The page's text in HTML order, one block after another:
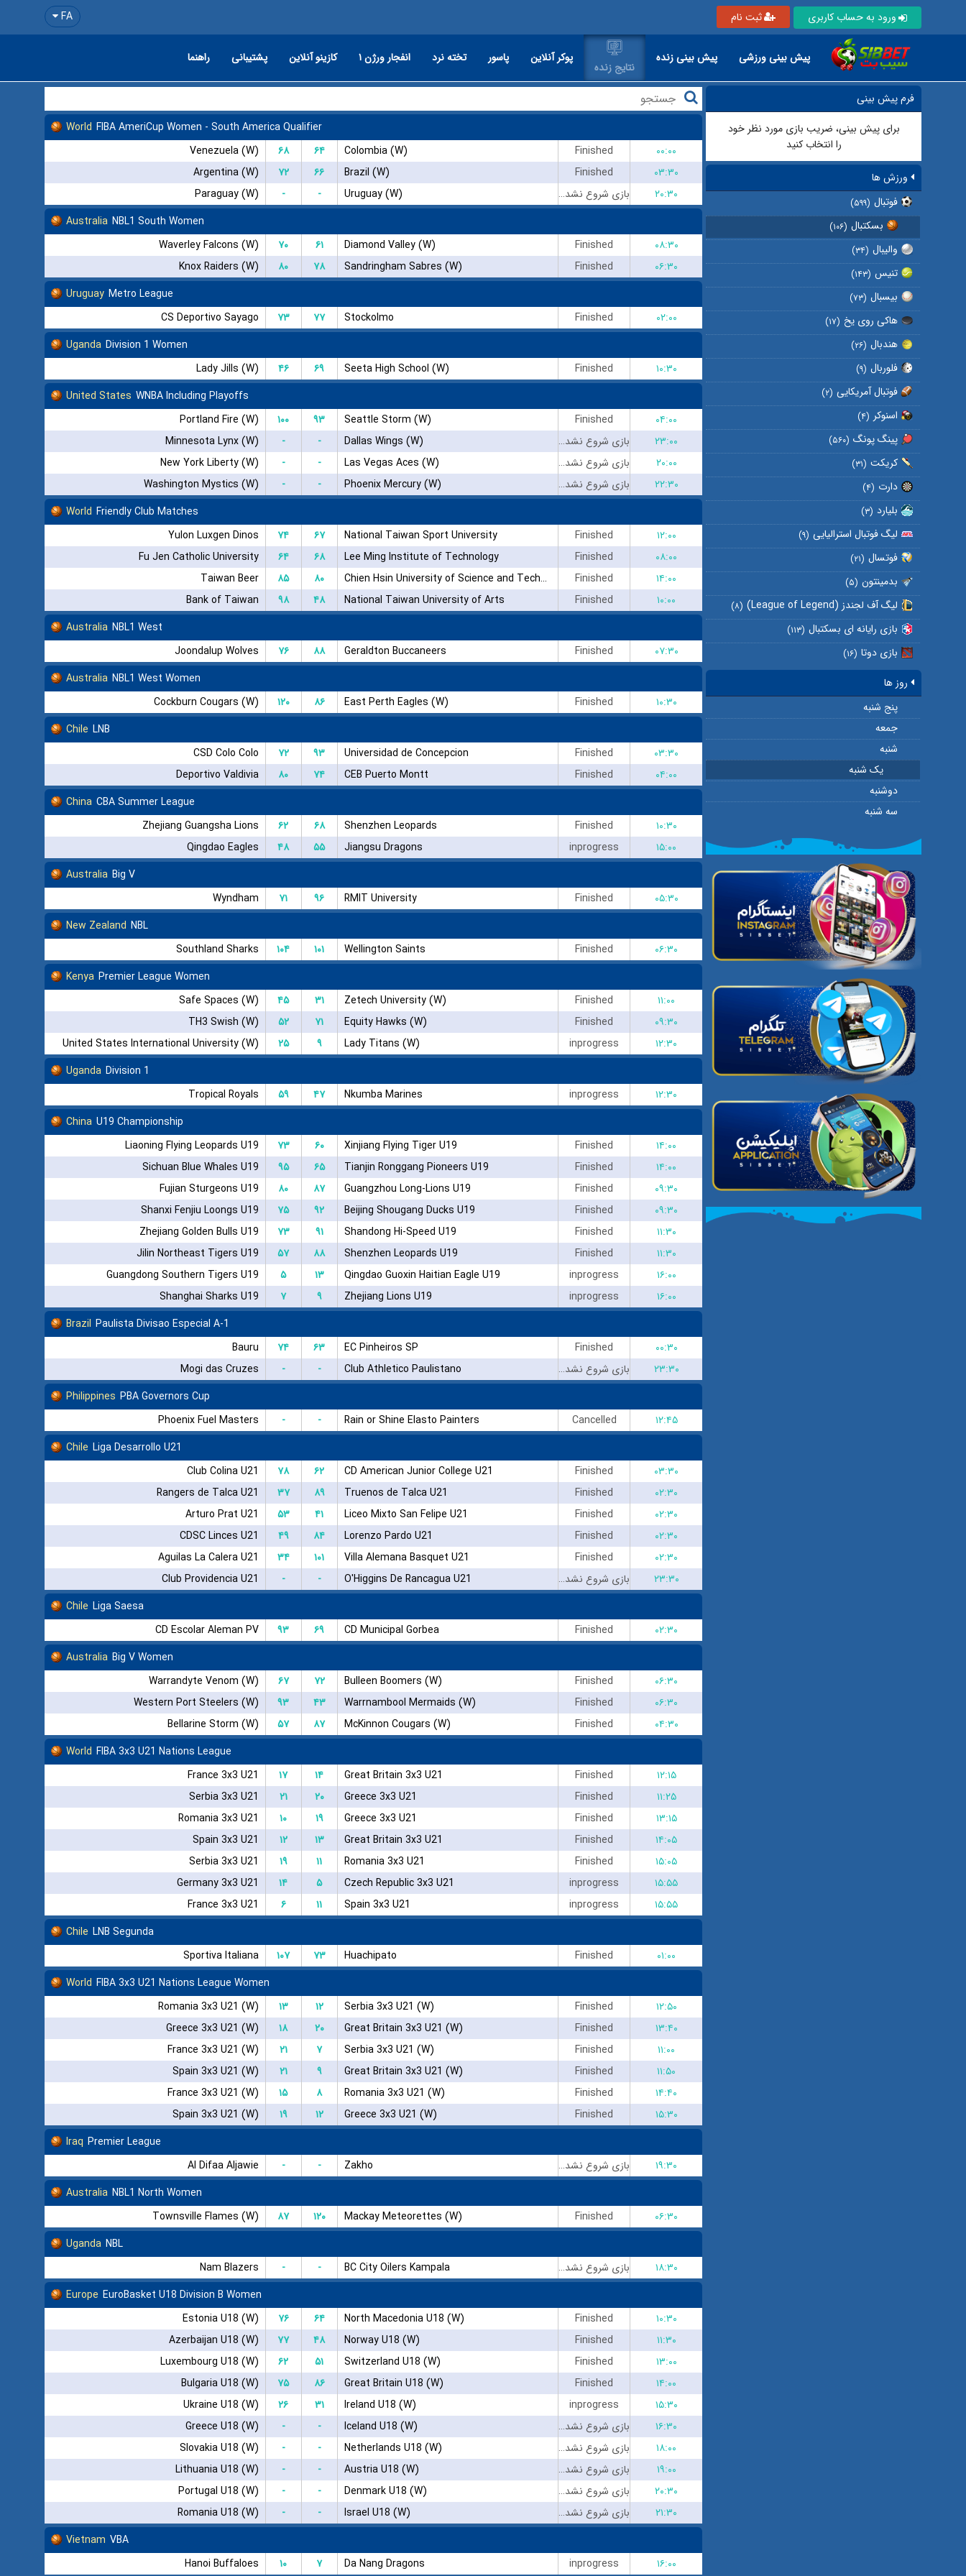
FA ورود به حساب کاربری ثبت نام
پیش بینی ورزشی پیش بینی زنده
نتایج زنده
پوکر آنلاین پاسور تخته نرد انفجار ورژن ۱ کازینو آنلاین پشتیبانی راهنما
فرم پیش بینی
برای پیش بینی، ضریب بازی مورد نظر خود
را انتخاب کنید
ورزش ها
فوتبال (۵۹۹)
بسکتبال (۱۰۶)
والیبال (۳۴)
تنیس (۱۴۳)
بیسبال (۷۳)
هاکی روی یخ (۱۷)
هندبال (۲۶)
فلوربال (۹)
فوتبال آمریکایی (۲)
اسنوکر (۴)
پینگ پونگ (۵۶۰)
کریکت (۳۱)
دارت (۴)
بلیارد (۳)
لیگ فوتبال استرالیایی (۹)
فوتسال (۲۱)
بدمینتون (۵)
لیگ آف لجندز (League of Legend) (۸)
بازی رایانه ای بسکتبال (۱۱۳)
بازی دوتا (۱۶)
روز ها
پنج شنبه
جمعه
شنبه
یک شنبه
دوشنبه
سه شنبه
World FIBA AmeriCup Women - South America Qualifier
Venezuela (W)
۶۸ ۶۴ Colombia (W) Finished
۰۰:۰۰
Argentina (W)
۷۲ ۶۶ Brazil (W) Finished
۰۳:۳۰
Paraguay (W)
- - Uruguay (W) بازی شروع نشده است
۲۰:۳۰
Australia NBL1 South Women
Waverley Falcons (W)
۷۰ ۶۱ Diamond Valley (W) Finished
۰۸:۳۰
Knox Raiders (W)
۸۰ ۷۸ Sandringham Sabres (W) Finished
۰۶:۳۰
Uruguay Metro League
CS Deportivo Sayago
۷۳ ۷۷ Stockolmo Finished
۰۲:۰۰
Uganda Division 1 Women
Lady Jills (W)
۴۶ ۶۹ Seeta High School (W) Finished
۱۰:۳۰
United States WNBA Including Playoffs
Portland Fire (W)
۱۰۰ ۹۳ Seattle Storm (W) Finished
۰۴:۰۰
Minnesota Lynx (W)
- - Dallas Wings (W) بازی شروع نشده است
۲۳:۰۰
New York Liberty (W)
- - Las Vegas Aces (W) بازی شروع نشده است
۲۰:۰۰
Washington Mystics (W)
- - Phoenix Mercury (W) بازی شروع نشده است
۲۲:۳۰
World Friendly Club Matches
Yulon Luxgen Dinos
۷۴ ۶۷ National Taiwan Sport University Finished
۱۲:۰۰
Fu Jen Catholic University
۶۴ ۶۸ Lee Ming Institute of Technology Finished
۰۸:۰۰
Taiwan Beer
۸۵ ۸۰ Chien Hsin University of Science and Technology Finished
۱۴:۰۰
Bank of Taiwan
۹۸ ۴۸ National Taiwan University of Arts Finished
۱۰:۰۰
Australia NBL1 West
Joondalup Wolves
۷۶ ۸۸ Geraldton Buccaneers Finished
۰۷:۳۰
Australia NBL1 West Women
Cockburn Cougars (W)
۱۲۰ ۸۶ East Perth Eagles (W) Finished
۱۰:۳۰
Chile LNB
CSD Colo Colo
۷۲ ۹۳ Universidad de Concepcion Finished
۰۳:۳۰
Deportivo Valdivia
۸۰ ۷۴ CEB Puerto Montt Finished
۰۴:۰۰
China CBA Summer League
Zhejiang Guangsha Lions
۶۲ ۶۸ Shenzhen Leopards Finished
۱۰:۳۰
Qingdao Eagles
۴۸ ۵۵ Jiangsu Dragons inprogress
۱۵:۰۰
Australia Big V
Wyndham
۷۱ ۹۶ RMIT University Finished
۰۵:۳۰
New Zealand NBL
Southland Sharks
۱۰۴ ۱۰۱ Wellington Saints Finished
۰۶:۳۰
Kenya Premier League Women
Safe Spaces (W)
۴۵ ۳۱ Zetech University (W) Finished
۱۱:۰۰
TH3 Swish (W)
۵۲ ۷۱ Equity Hawks (W) Finished
۰۹:۳۰
United States International University (W)
۲۵ ۹ Lady Titans (W) inprogress
۱۲:۳۰
Uganda Division 1
Tropical Royals
۵۹ ۴۷ Nkumba Marines inprogress
۱۲:۳۰
China U19 Championship
Liaoning Flying Leopards U19
۷۳ ۶۰ Xinjiang Flying Tiger U19 Finished
۱۴:۰۰
Sichuan Blue Whales U19
۹۵ ۶۵ Tianjin Ronggang Pioneers U19 Finished
۱۴:۰۰
Fujian Sturgeons U19
۸۰ ۸۷ Guangzhou Long-Lions U19 Finished
۰۹:۳۰
Shanxi Fenjiu Loongs U19
۷۵ ۹۲ Beijing Shougang Ducks U19 Finished
۰۹:۳۰
Zhejiang Golden Bulls U19
۷۳ ۹۱ Shandong Hi-Speed U19 Finished
۱۱:۳۰
Jilin Northeast Tigers U19
۵۷ ۸۸ Shenzhen Leopards U19 Finished
۱۱:۳۰
Guangdong Southern Tigers U19
۵ ۱۳ Qingdao Guoxin Haitian Eagle U19 inprogress
۱۶:۰۰
Shanghai Sharks U19
۷ ۹ Zhejiang Lions U19 inprogress
۱۶:۰۰
Brazil Paulista Divisao Especial A-1
Bauru
۷۴ ۶۳ EC Pinheiros SP Finished
۰۰:۳۰
Mogi das Cruzes
- - Club Athletico Paulistano بازی شروع نشده است
۲۳:۳۰
Philippines PBA Governors Cup
Phoenix Fuel Masters
- - Rain or Shine Elasto Painters Cancelled
۱۲:۴۵
Chile Liga Desarrollo U21
Club Colina U21
۷۸ ۶۲ CD American Junior College U21 Finished
۰۳:۳۰
Rangers de Talca U21
۳۷ ۸۹ Truenos de Talca U21 Finished
۰۲:۳۰
Arturo Prat U21
۵۳ ۴۱ Liceo Mixto San Felipe U21 Finished
۰۲:۳۰
CDSC Linces U21
۴۹ ۸۴ Lorenzo Pardo U21 Finished
۰۲:۳۰
Aguilas La Calera U21
۳۴ ۱۰۱ Villa Alemana Basquet U21 Finished
۰۲:۳۰
Club Providencia U21
- - O'Higgins De Rancagua U21 بازی شروع نشده است
۲۳:۳۰
Chile Liga Saesa
CD Escolar Aleman PV
۹۳ ۶۹ CD Municipal Gorbea Finished
۰۲:۳۰
Australia Big V Women
Warrandyte Venom (W)
۶۷ ۷۲ Bulleen Boomers (W) Finished
۰۶:۳۰
Western Port Steelers (W)
۹۳ ۴۳ Warrnambool Mermaids (W) Finished
۰۶:۳۰
Bellarine Storm (W)
۵۷ ۸۷ McKinnon Cougars (W) Finished
۰۴:۳۰
World FIBA 3x3 U21 Nations League
France 3x3 U21
۱۷ ۱۴ Great Britain 3x3 U21 Finished
۱۲:۱۵
Serbia 3x3 U21
۲۱ ۲۰ Greece 3x3 U21 Finished
۱۱:۲۵
Romania 3x3 U21
۱۰ ۱۹ Greece 3x3 U21 Finished
۱۳:۱۵
Spain 3x3 U21
۱۲ ۱۳ Great Britain 3x3 U21 Finished
۱۴:۰۵
Serbia 3x3 U21
۱۹ ۱۱ Romania 3x3 U21 Finished
۱۵:۰۵
Germany 3x3 U21
۱۴ ۵ Czech Republic 3x3 U21 inprogress
۱۵:۵۵
France 3x3 U21
۶ ۱۱ Spain 3x3 U21 inprogress
۱۵:۵۵
Chile LNB Segunda
Sportiva Italiana
۱۰۷ ۷۳ Huachipato Finished
۰۱:۰۰
World FIBA 3x3 U21 Nations League Women
Romania 3x3 U21 (W)
۱۳ ۱۲ Serbia 3x3 U21 (W) Finished
۱۲:۵۰
Greece 3x3 U21 (W)
۱۸ ۲۰ Great Britain 3x3 U21 (W) Finished
۱۳:۴۰
France 3x3 U21 (W)
۲۱ ۷ Serbia 3x3 U21 (W) Finished
۱۱:۰۰
Spain 3x3 U21 (W)
۲۱ ۹ Great Britain 3x3 U21 (W) Finished
۱۱:۵۰
France 3x3 U21 (W)
۱۵ ۸ Romania 3x3 U21 (W) Finished
۱۴:۴۰
Spain 3x3 U21 (W)
۱۹ ۱۲ Greece 3x3 U21 (W) Finished
۱۵:۳۰
Iraq Premier League
Al Difaa Aljawie
- - Zakho بازی شروع نشده است
۱۹:۳۰
Australia NBL1 North Women
Townsville Flames (W)
۸۷ ۱۲۰ Mackay Meteorettes (W) Finished
۰۶:۳۰
Uganda NBL
Nam Blazers
- - BC City Oilers Kampala بازی شروع نشده است
۱۸:۳۰
Europe EuroBasket U18 Division B Women
Estonia U18 (W)
۷۶ ۶۴ North Macedonia U18 (W) Finished
۱۰:۳۰
Azerbaijan U18 (W)
۷۷ ۴۸ Norway U18 (W) Finished
۱۱:۳۰
Luxembourg U18 (W)
۶۲ ۵۱ Switzerland U18 (W) Finished
۱۳:۰۰
Bulgaria U18 (W)
۷۵ ۸۶ Great Britain U18 (W) Finished
۱۴:۰۰
Ukraine U18 (W)
۲۶ ۳۱ Ireland U18 (W) inprogress
۱۵:۳۰
Greece U18 (W)
- - Iceland U18 (W) بازی شروع نشده است
۱۶:۳۰
Slovakia U18 (W)
- - Netherlands U18 (W) بازی شروع نشده است
۱۸:۰۰
Lithuania U18 (W)
- - Austria U18 (W) بازی شروع نشده است
۱۹:۰۰
Portugal U18 (W)
- - Denmark U18 (W) بازی شروع نشده است
۲۰:۳۰
Romania U18 (W)
- - Israel U18 (W) بازی شروع نشده است
۲۱:۳۰
Vietnam VBA
Hanoi Buffaloes
۱۰ ۷ Da Nang Dragons inprogress ۱۶:۰۰